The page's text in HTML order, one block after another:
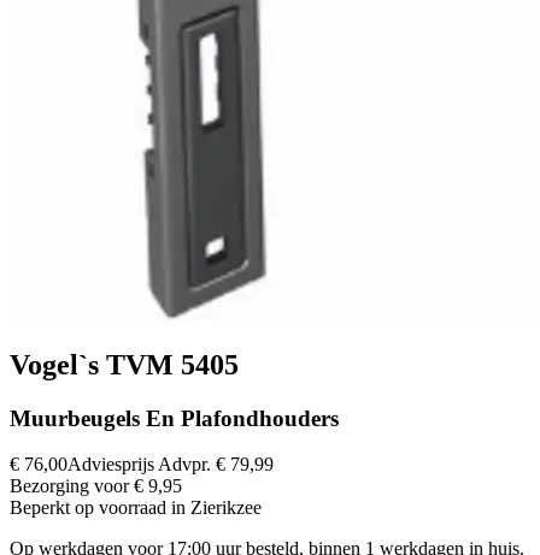
Vogel`s TVM 5405
Muurbeugels En Plafondhouders
€ 76,00Adviesprijs Advpr. € 79,99
Bezorging voor € 9,95
Beperkt op voorraad in Zierikzee
Op werkdagen voor 17:00 uur besteld, binnen 1 werkdagen in huis.